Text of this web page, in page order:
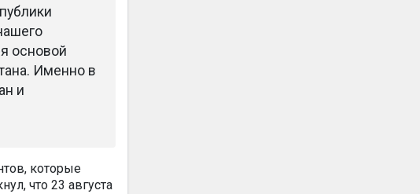
основой
Именно в
и
которые
что 23 августа